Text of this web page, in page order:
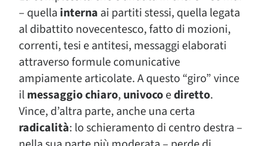
– quella interna ai partiti stessi, quella legata
al dibattito novecentesco, fatto di mozioni,
correnti, tesi e antitesi, messaggi elaborati
attraverso formule comunicative
ampiamente articolate. A questo “giro” vince
ilmessaggio chiaro, univocoediretto.
Vince, d’altra parte, anche una certa
radicalità: lo schieramento di centro destra –